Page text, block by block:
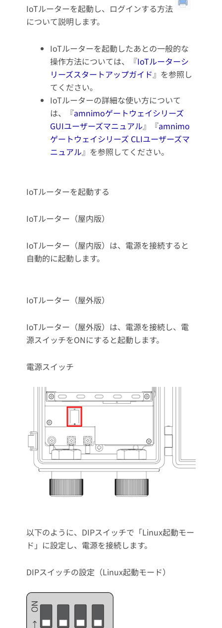
IoTルーターを起動し、ログインする方法
について説明します。
IoTルーターを起動したあとの一般的な
操作方法については、『IoTルーターシ
リーズスタートアップガイド』を参照し
てください。
IoTルーターの詳細な使い方について
は、『amnimoゲートウェイシリーズ
GUIユーザーズマニュアル』『amnimo
ゲートウェイシリーズ CLIユーザーズマ
ニュアル』を参照してください。
IoTルーターを起動する
IoTルーター（屋内版）
IoTルーター（屋内版）は、電源を接続すると
自動的に起動します。
IoTルーター（屋外版）
IoTルーター（屋外版）は、電源を接続し、電
源スイッチをONにすると起動します。
電源スイッチ
以下のように、DIPスイッチで「Linux起動モー
ド」に設定し、電源を接続します。
DIPスイッチの設定（Linux起動モード）